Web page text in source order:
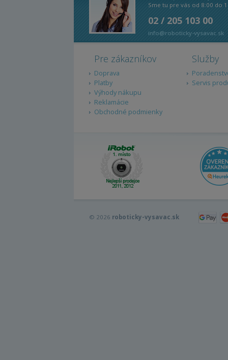
Sme tu pre vás od 8:00 do
02 / 205 103 00
info@roboticky-vysavac.sk
Pre zákazníkov
Doprava
Platby
Výhody nákupu
Reklamácie
Obchodné podmienky
Služby
Servis
© 2026 roboticky-vysavac.sk